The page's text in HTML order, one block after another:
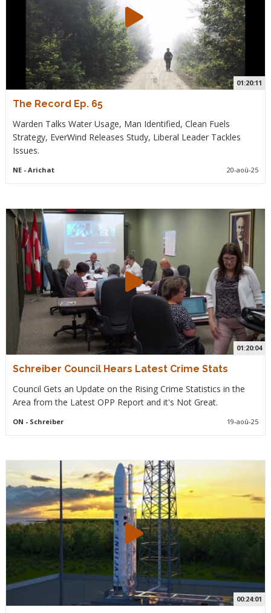
01:20:11
The Record Ep. 65
Warden Talks Water Usage, Man Identified, Clean Fuels
Strategy, EverWind Releases Study, Liberal Leader Tackles
Issues.
NE- Arichat 20-aoû-25
01:20:04
Schreiber Council Hears Latest Crime Stats
Council Gets an Update on the Rising Crime Statistics in the
Area from the Latest OPP Report and it's Not Great.
ON - Schreiber 19-aoû-25
00:24:01